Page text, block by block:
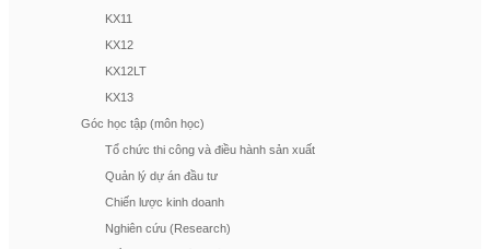
KX11
KX12
KX12LT
KX13
Góc học tập (môn học)
Tổ chức thi công và điều hành sản xuất
Quản lý dự án đầu tư
Chiến lược kinh doanh
Nghiên cứu (Research)